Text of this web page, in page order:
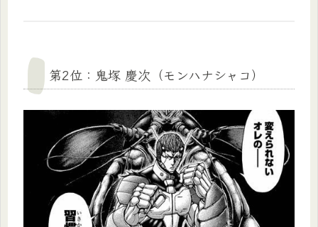
第2位：鬼塚 慶次（モンハナシャコ）